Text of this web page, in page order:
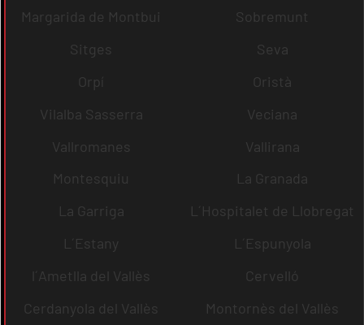
Margarida de Montbui
Sobremunt
Sitges
Seva
Orpí
Oristà
Vilalba Sasserra
Veciana
Vallromanes
Vallirana
Montesquiu
La Granada
La Garriga
L´Hospitalet de Llobregat
L´Estany
L´Espunyola
l´Ametlla del Vallès
Cervelló
Cerdanyola del Vallès
Montornès del Vallès